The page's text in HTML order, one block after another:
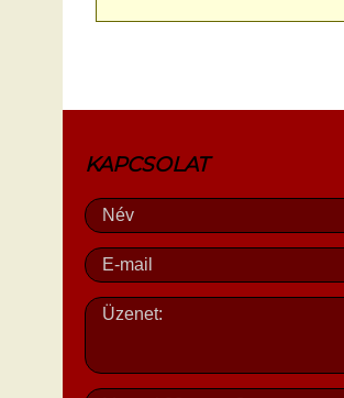
KAPCSOLAT